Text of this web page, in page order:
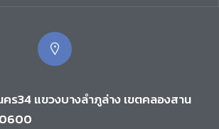
ร34 แขวงบางลำภูล่าง เขตคลองสาน